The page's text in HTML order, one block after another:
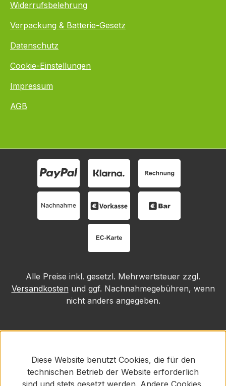
Widerrufsbelehrung
Verpackung & Batterie-Gesetz
Datenschutz
Cookie-Einstellungen
Impressum
AGB
Alle Preise inkl. gesetzl. Mehrwertsteuer zzgl.
Versandkosten und ggf. Nachnahmegebühren, wenn
nicht anders angegeben.
Diese Website benutzt Cookies, die für den
technischen Betrieb der Website erforderlich
sind und stets gesetzt werden. Andere Cookies,